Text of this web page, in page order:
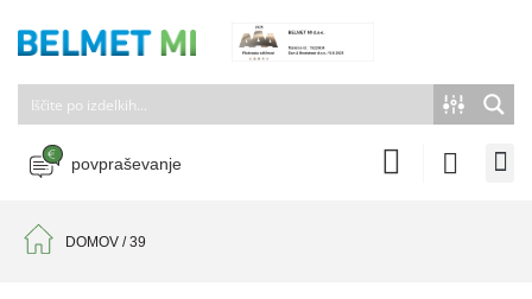
povpraševanje
DOMOV /39